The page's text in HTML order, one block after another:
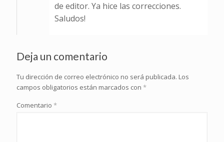
de editor. Ya hice las correcciones.
Saludos!
Deja un comentario
Tu dirección de correo electrónico no será publicada. Los
campos obligatorios están marcados con *
Comentario *